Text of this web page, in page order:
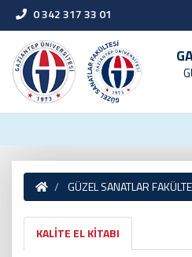
0 342 317 33 01
GÜZEL SANATLAR
KALİTE EL KİTABI